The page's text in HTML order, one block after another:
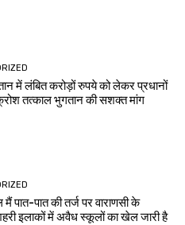
में लंबित करोड़ों रुपये को लेकर प्रधानों
तत्काल भुगतान की सशक्त मांग
पात-पात की तर्ज पर वाराणसी के
इलाकों में अवैध स्कूलों का खेल जारी है